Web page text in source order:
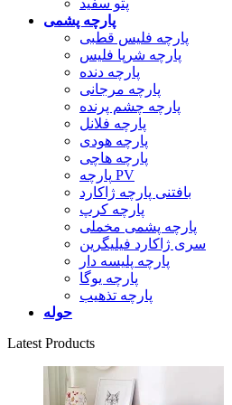
پارچه پشمی
پارچه فلیس قطبی
پارچه شرپا فلیس
پارچه دنده
پارچه مرجانی
پارچه چشم پرنده
پارچه فلانل
پارچه هودی
پارچه هاچی
پارچه PV
بافتنی پارچه ژاکارد
پارچه کرپ
پارچه پشمی مخملی
سری ژاکارد فیلیگرین
پارچه پلیسه دار
پارچه یوگا
پارچه تذهیب
حوله
Latest Products